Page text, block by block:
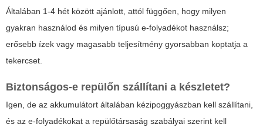
Általában 1-4 hét között ajánlott, attól függően, hogy milyen
gyakran használod és milyen típusú e-folyadékot használsz;
erősebb ízek vagy magasabb teljesítmény gyorsabban koptatja a
tekercset.
Biztonságos-e repülőn szállítani a készletet?
Igen, de az akkumulátort általában kézipoggyászban kell szállítani,
és az e-folyadékokat a repülőtársaság szabályai szerint kell